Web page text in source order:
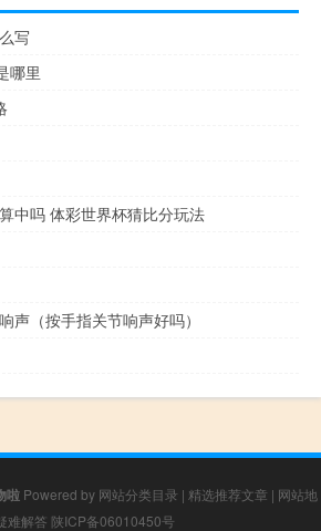
写
哪里
中吗 体彩世界杯猜比分玩法
声（按手指关节响声好吗）
啦 Powered by 网站分类目录 | 精选推荐文章 | 网站地
难解答 陕ICP备06010450号